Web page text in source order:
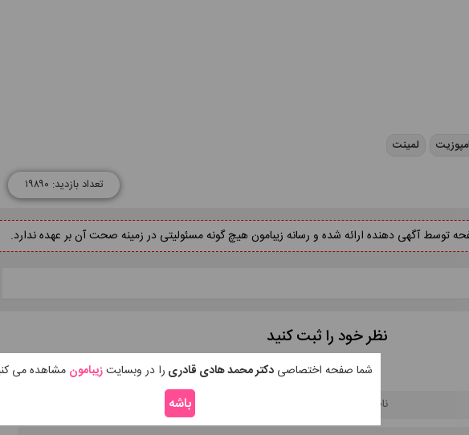
شما صفحه اختصاصی دکتر محمد هادی قادری را در وبسایتزیبامون مشاهده می
باشه
لمینت
تعداد بازدید: ۱۹۸۹۰
توسط آگهی دهنده ارائه شده و رسانه زیبامون هیچ گونه مسئولیتی در زمینه صحت آن بر عهده ندارد.
نظر خود را ثبت کنید